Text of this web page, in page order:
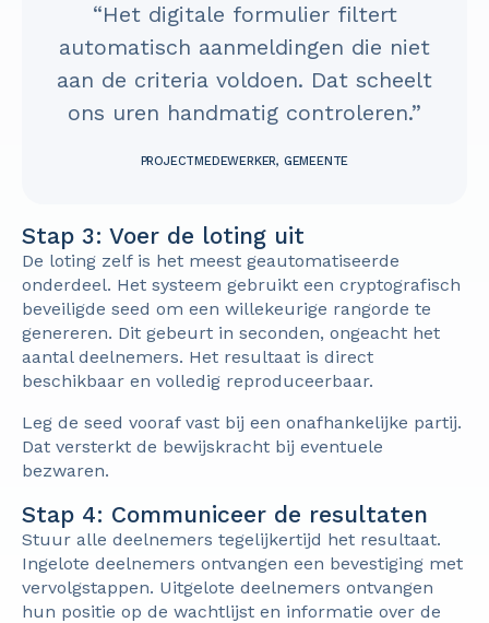
“Het digitale formulier filtert
automatisch aanmeldingen die niet
aan de criteria voldoen. Dat scheelt
ons uren handmatig controleren.”
PROJECTMEDEWERKER, GEMEENTE
Stap 3: Voer de loting uit
De loting zelf is het meest geautomatiseerde
onderdeel. Het systeem gebruikt een cryptografisch
beveiligde seed om een willekeurige rangorde te
genereren. Dit gebeurt in seconden, ongeacht het
aantal deelnemers. Het resultaat is direct
beschikbaar en volledig reproduceerbaar.
Leg de seed vooraf vast bij een onafhankelijke partij.
Dat versterkt de bewijskracht bij eventuele
bezwaren.
Stap 4: Communiceer de resultaten
Stuur alle deelnemers tegelijkertijd het resultaat.
Ingelote deelnemers ontvangen een bevestiging met
vervolgstappen. Uitgelote deelnemers ontvangen
hun positie op de wachtlijst en informatie over de